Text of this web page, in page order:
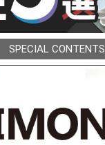
SPECIAL CONTENTS